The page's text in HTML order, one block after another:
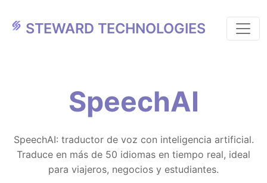
STEWARD TECHNOLOGIES
SpeechAI
SpeechAI: traductor de voz con inteligencia artificial.
Traduce en más de 50 idiomas en tiempo real, ideal
para viajeros, negocios y estudiantes.